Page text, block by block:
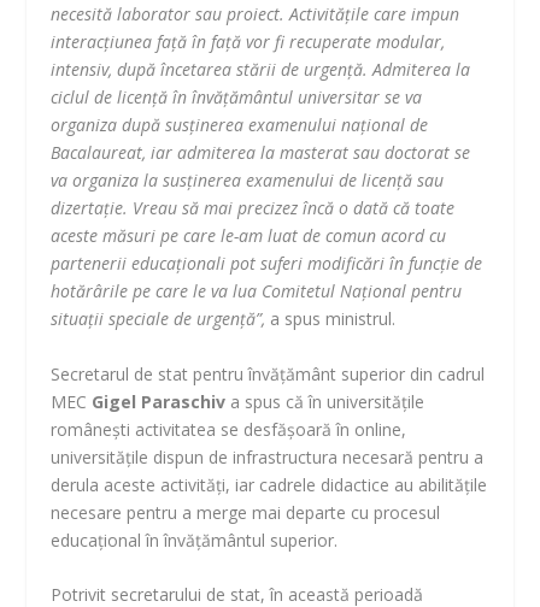
necesită laborator sau proiect. Activităţile care impun
interacţiunea faţă în faţă vor fi recuperate modular,
intensiv, după încetarea stării de urgenţă. Admiterea la
ciclul de licenţă în învăţământul universitar se va
organiza după susţinerea examenului naţional de
Bacalaureat, iar admiterea la masterat sau doctorat se
va organiza la susţinerea examenului de licenţă sau
dizertaţie. Vreau să mai precizez încă o dată că toate
aceste măsuri pe care le-am luat de comun acord cu
partenerii educaţionali pot suferi modificări în funcţie de
hotărârile pe care le va lua Comitetul Naţional pentru
situaţii speciale de urgenţă”, a spus ministrul.
Secretarul de stat pentru învăţământ superior din cadrul
MEC Gigel Paraschiv a spus că în universităţile
româneşti activitatea se desfăşoară în online,
universităţile dispun de infrastructura necesară pentru a
derula aceste activităţi, iar cadrele didactice au abilităţile
necesare pentru a merge mai departe cu procesul
educaţional în învăţământul superior.
Potrivit secretarului de stat, în această perioadă